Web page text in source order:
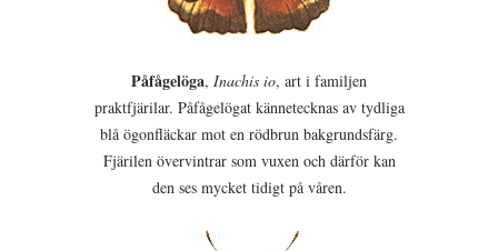
Påfågelöga, Inachis io, art i familjen
praktfjärilar. Påfågelögat kännetecknas av tydliga
blå ögonfläckar mot en rödbrun bakgrundsfärg.
Fjärilen övervintrar som vuxen och därför kan
den ses mycket tidigt på våren.